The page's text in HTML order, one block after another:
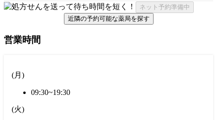
ネット予約準備中
近隣の予約可能な薬局を探す
営業時間
(月 )
09:30~19:30
(火)